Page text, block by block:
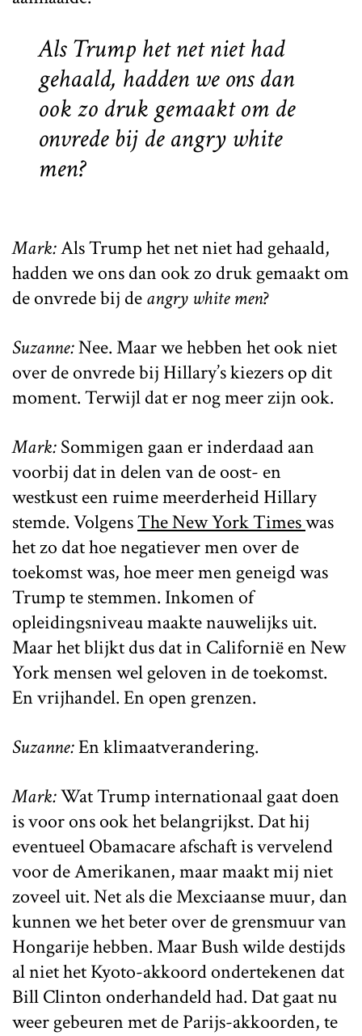
Als Trump het net niet had
gehaald, hadden we ons dan
ook zo druk gemaakt om de
onvrede bij deangry white
men?
Mark:Als Trump het net niet had gehaald,
hadden we ons dan ook zo druk gemaakt om
de onvrede bij deangry white men?
Suzanne:Nee. Maar we hebben het ook niet
over de onvrede bij Hillary’s kiezers op dit
moment. Terwijl dat er nog meer zijn ook.
Mark:Sommigen gaan er inderdaad aan
voorbij dat in delen van de oost- en
westkust een ruime meerderheid Hillary
stemde. VolgensThe New York Timeswas
het zo dat hoe negatiever men over de
toekomst was, hoe meer men geneigd was
Trump te stemmen. Inkomen of
opleidingsniveau maakte nauwelijks uit.
Maar het blijkt dus dat in Californië en New
York mensen wel geloven in de toekomst.
En vrijhandel. En open grenzen.
Suzanne:En klimaatverandering.
Mark:Wat Trump internationaal gaat doen
is voor ons ook het belangrijkst. Dat hij
eventueel Obamacare afschaft is vervelend
voor de Amerikanen, maar maakt mij niet
zoveel uit. Net als die Mexciaanse muur, dan
kunnen we het beter over de grensmuur van
Hongarije hebben. Maar Bush wilde destijds
al niet het Kyoto-akkoord ondertekenen dat
Bill Clinton onderhandeld had. Dat gaat nu
weer gebeuren met de Parijs-akkoorden, te